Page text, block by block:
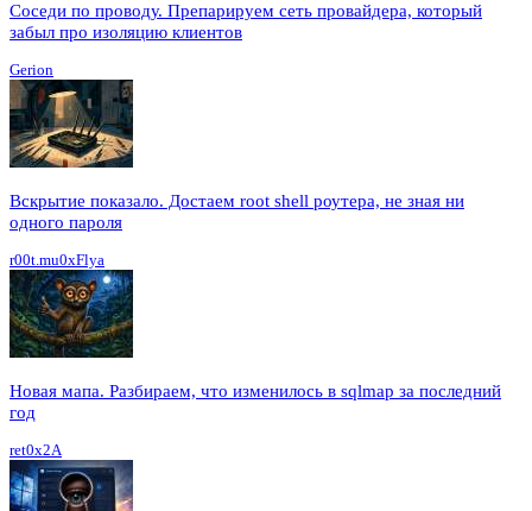
Соседи по проводу. Препарируем сеть провайдера, который
забыл про изоляцию клиентов
Gerion
Вскрытие показало. Достаем root shell роутера, не зная ни
одного пароля
r00t.mu0xFlya
Новая мапа. Разбираем, что изменилось в sqlmap за последний
год
ret0x2A